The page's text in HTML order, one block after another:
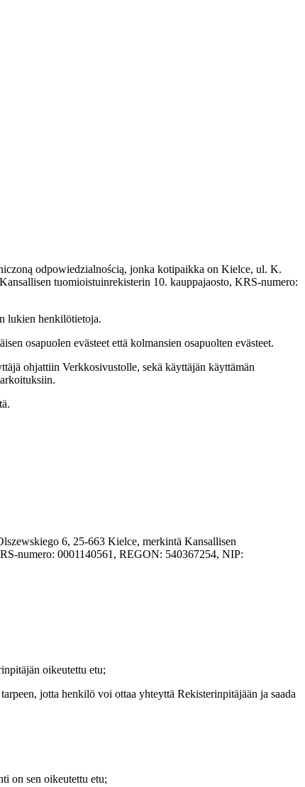
odpowiedzialnością, jonka kotipaikka on Kielce, ul. K.
tuomioistuinrekisterin 10. kauppajaosto, KRS-numero:
lukien henkilötietoja.
osapuolen evästeet että kolmansien osapuolten evästeet.
ohjattiin Verkkosivustolle, sekä käyttäjän käyttämän
6, 25-663 Kielce, merkintä Kansallisen
numero: 0001140561, REGON: 540367254, NIP:
oikeutettu etu;
jotta henkilö voi ottaa yhteyttä Rekisterinpitäjään ja saada
on sen oikeutettu etu;